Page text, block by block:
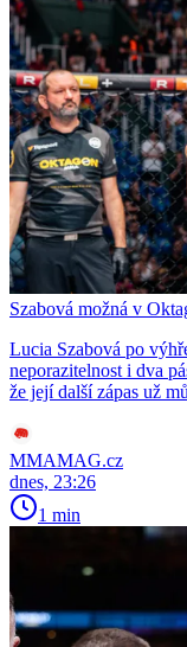
Szabová možná v
Lucia Szabová po
neporazitelnost i dva
že její další zápas už
MMAMAG.cz
dnes, 23:26
1 min